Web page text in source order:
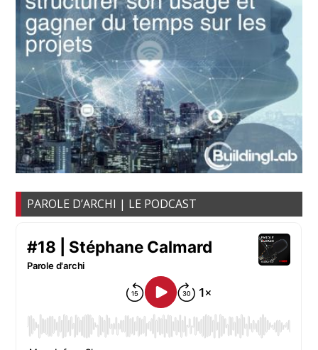
PAROLE D’ARCHI | LE PODCAST